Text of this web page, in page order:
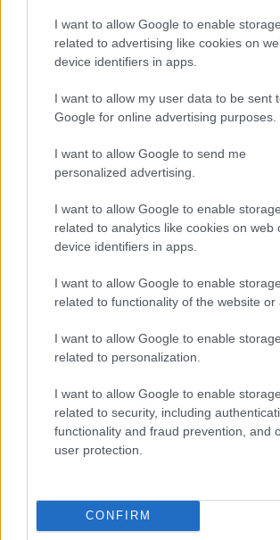
I want to allow Google to enable storage
related to advertising like cookies on
device identifiers in apps.
I want to allow my user data to be sent
Google for online advertising purposes.
I want to allow Google to send me
personalized advertising.
I want to allow Google to enable storage
related to analytics like cookies on web
device identifiers in apps.
I want to allow Google to enable storage
related to functionality of the website or
I want to allow Google to enable storage
related to personalization.
I want to allow Google to enable storage
related to security, including
functionality and fraud prevention, and
user protection.
CONFIRM
TEMI:
Calcio Eccellenza Gallura
Polisportiva Ossese
Porto Rotondo
Sport Gallura
Sport Olbia